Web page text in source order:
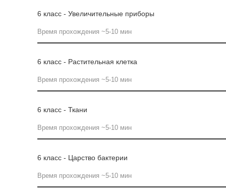
6 класс - Увеличительные приборы
Время прохождения ~5-10 мин
6 класс - Растительная клетка
Время прохождения ~5-10 мин
6 класс - Ткани
Время прохождения ~5-10 мин
6 класс - Царство бактерии
Время прохождения ~5-10 мин